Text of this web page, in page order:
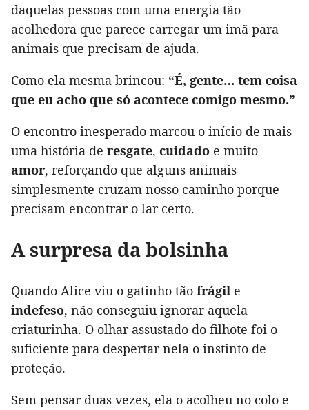
daquelas pessoas com uma energia tão
acolhedora que parece carregar um imã para
animais que precisam de ajuda.
Como ela mesma brincou: “É, gente… tem coisa
que eu acho que só acontece comigo mesmo.”
O encontro inesperado marcou o início de mais
uma história de resgate, cuidado e muito
amor, reforçando que alguns animais
simplesmente cruzam nosso caminho porque
precisam encontrar o lar certo.
A surpresa da bolsinha
Quando Alice viu o gatinho tão frágil e
indefeso, não conseguiu ignorar aquela
criaturinha. O olhar assustado do filhote foi o
suficiente para despertar nela o instinto de
proteção.
Sem pensar duas vezes, ela o acolheu no colo e